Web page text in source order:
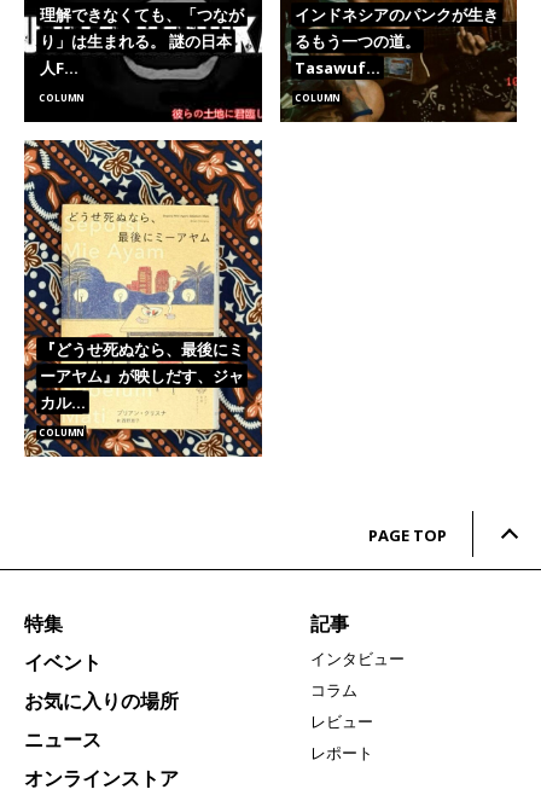
理解できなくても、「つなが
り」は生まれる。 謎の日本
人F…
COLUMN
インドネシアのパンクが生き
るもう一つの道。
Tasawuf…
COLUMN
『どうせ死ぬなら、最後にミ
ーアヤム』が映しだす、ジャ
カル…
COLUMN
PAGE TOP
特集
イベント
お気に入りの場所
ニュース
オンラインストア
記事
インタビュー
コラム
レビュー
レポート